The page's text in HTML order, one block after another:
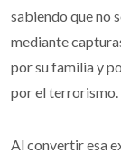
sabiendo que no
mediante
por su familia y
por el terrorismo.
Al convertir esa